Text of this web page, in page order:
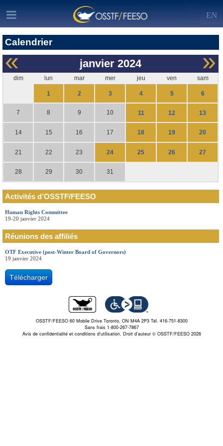
EN
Calendrier
« »
janvier 2024
dim lun mar mer jeu ven sam
1 2 3 4 5 6
7 8 9 10 11 12 13
14 15 16 17 18 19 20
21 22 23 24 25 26 27
28 29 30 31
Activités d’OSSTF/FEESO
Human Rights Committee
19-20 janvier 2024
Réunions des affiliés
OTF Executive (post-Winter Board of Governors)
19 janvier 2024
Télécharger
OSSTF/FEESO 60 Mobile Drive Toronto, ON M4A 2P3 Tél. 416-751-8300
Sans frais 1-800-267-7867
Avis de confidentialité et conditions d’utilisation. Droit d'auteur © OSSTF/FEESO 2026